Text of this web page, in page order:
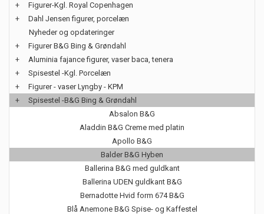
+
Figurer-Kgl. Royal Copenhagen
+
Dahl Jensen figurer, porcelæn
Nyheder og opdateringer
+
Figurer B&G Bing & Grøndahl
+
Aluminia fajance figurer, vaser baca, tenera
+
Spisestel -Kgl. Porcelæn
+
Figurer - vaser Lyngby - KPM
+
Spisestel -B&G Bing & Grøndahl
Absalon B&G
Aladdin B&G Creme med platin
Apollo B&G
Balder B&G Hyben
Ballerina B&G med guldkant
Ballerina UDEN guldkant B&G
Bernadotte Hvid form 674 B&G
Blå Anemone B&G Spise- og Kaffestel